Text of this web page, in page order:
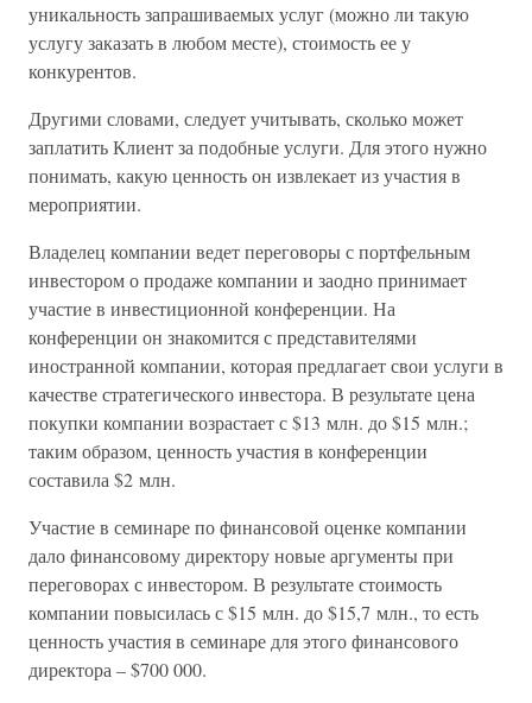
уникальность запрашиваемых услуг (можно ли такую
услугу заказать в любом месте), стоимость ее у
конкурентов.
Другими словами, следует учитывать, сколько может
заплатить Клиент за подобные услуги. Для этого нужно
понимать, какую ценность он извлекает из участия в
мероприятии.
Владелец компании ведет переговоры с портфельным
инвестором о продаже компании и заодно принимает
участие в инвестиционной конференции. На
конференции он знакомится с представителями
иностранной компании, которая предлагает свои услуги в
качестве стратегического инвестора. В результате цена
покупки компании возрастает с $13 млн. до $15 млн.;
таким образом, ценность участия в конференции
составила $2 млн.
Участие в семинаре по финансовой оценке компании
дало финансовому директору новые аргументы при
переговорах с инвестором. В результате стоимость
компании повысилась с $15 млн. до $15,7 млн., то есть
ценность участия в семинаре для этого финансового
директора – $700 000.